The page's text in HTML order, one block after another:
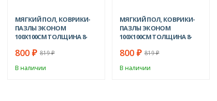
МЯГКИЙ ПОЛ, КОВРИКИ-
ПАЗЛЫ ЭКОНОМ
100Х100СМ ТОЛЩИНА 8-
800 ₽ 819₽
В наличии
МЯГКИЙ ПОЛ, КОВРИКИ-
ПАЗЛЫ ЭКОНОМ
100Х100СМ ТОЛЩИНА 8-
800 ₽ 819₽
В наличии